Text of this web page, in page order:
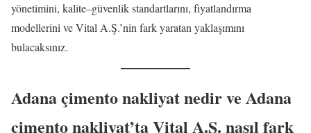
yönetimini, kalite–güvenlik standartlarını, fiyatlandırma
modellerini ve Vital A.Ş.’nin fark yaratan yaklaşımını
bulacaksınız.
Adana çimento nakliyat nedir ve Adana
çimento nakliyat’ta Vital A.Ş. nasıl fark